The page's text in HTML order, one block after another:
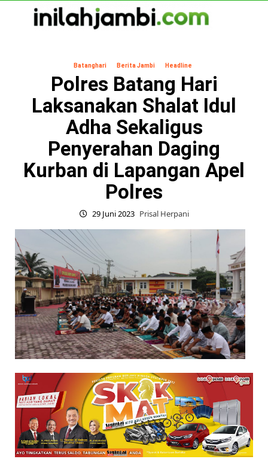
Batanghari Berita Jambi Headline
Polres Batang Hari
Laksanakan Shalat Idul
Adha Sekaligus
Penyerahan Daging
Kurban di Lapangan Apel
Polres
29 Juni 2023 Prisal Herpani